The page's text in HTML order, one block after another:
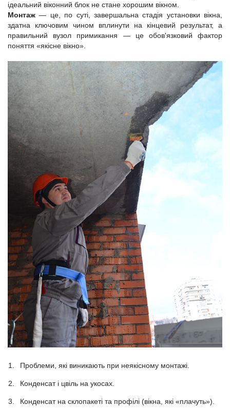
ідеальний віконний блок не стане хорошим вікном.
Монтаж — це, по суті, завершальна стадія установки вікна,
здатна ключовим чином вплинути на кінцевий результат, а
правильний вузол примикання — це обов'язковий фактор
поняття «якісне вікно».
Проблеми, які виникають при неякісному монтажі.
Конденсат і цвіль на укосах.
Конденсат на склопакеті та профілі (вікна, які «плачуть»).